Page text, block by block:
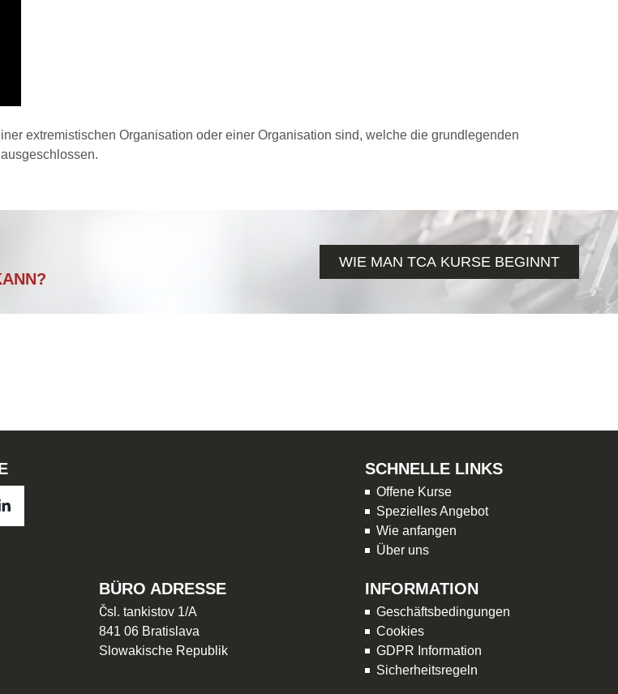
extremistischen Organisation oder einer Organisation sind, welche die grundlegenden
WIE MAN TCA KURSE BEGINNT
SCHNELLE LINKS
Offene Kurse
Spezielles Angebot
Wie anfangen
Über uns
BÜRO ADRESSE
Čsl. tankistov 1/A
841 06 Bratislava
Slowakische Republik
INFORMATION
Geschäftsbedingungen
Cookies
GDPR Information
Sicherheitsregeln